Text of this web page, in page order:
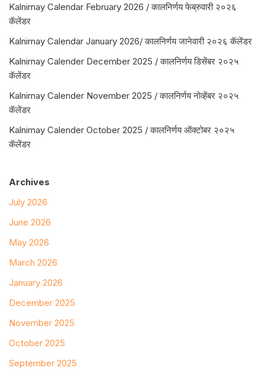
Kalnirnay Calendar February 2026 / कालनिर्णय फेब्रुवारी २०२६
कॅलेंडर
Kalnirnay Calendar January 2026/ कालनिर्णय जानेवारी २०२६ कॅलेंडर
Kalnirnay Calender December 2025 / कालनिर्णय डिसेंबर २०२५
कॅलेंडर
Kalnirnay Calender November 2025 / कालनिर्णय नोव्हेंबर २०२५
कॅलेंडर
Kalnirnay Calender October 2025 / कालनिर्णय ऑक्टोबर २०२५
कॅलेंडर
Archives
July 2026
June 2026
May 2026
March 2026
January 2026
December 2025
November 2025
October 2025
September 2025